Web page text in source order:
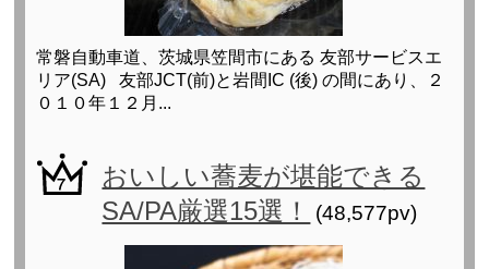
常磐自動車道、茨城県笠間市にある 友部サービスエ
リア(SA) 友部JCT(前)と岩間IC (後) の間にあり、２
０１０年１２月...
おいしい蕎麦が堪能できる
SA/PA厳選15選！
(48,577pv)